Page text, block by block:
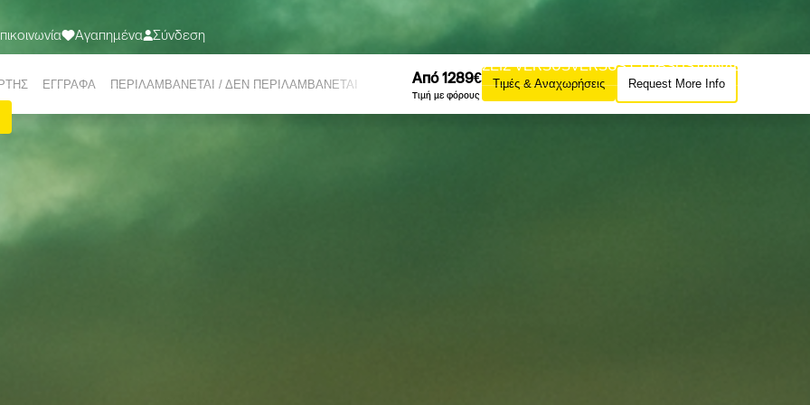
Αγαπημένα Σύνδεση
ΕΚΔΟΣΕΙΣ VERSUSVERSUS CLUBSUSTAINABILITY
EΓΓΡΑΦΑ ΠΕΡΙΛΑΜΒΑΝΕΤΑΙ / ΔΕΝ ΠΕΡΙΛΑΜΒΑΝΕΤΑΙ ΕΜΠΕΙΡΙΕΣ VERSUS
Από 1289€
Τιμή με φόρους
Τιμές & Αναχωρήσεις Request More Info